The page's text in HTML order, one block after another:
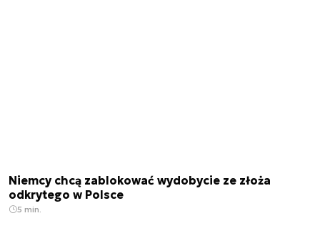
Niemcy chcą zablokować wydobycie ze złoża
odkrytego w Polsce
5 min.